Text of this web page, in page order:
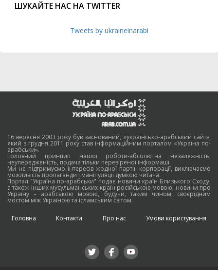
ШУКАЙТЕ НАС НА TWITTER
Tweets by ukraineinarabi
16 вересня 2003 року був заснований, «українсько-арабський сайт»,
який з грудня 2011 року став інформаційним порталом «Україна по-
арабськи».
Головний принцип нашої роботи-абсолютна незалежність,
неупередженість, подача тільки перевіреної інформації.
Ми не підтримуємо інтересів жодної партії, корпорації, виключаємо
можливість пропаганди і маніпуляції думкою читача.
Портал "Україна по-арабськи" подає новини країн Близького Сходу,
а також інших мусульманських країн російською мовою, новини про
Україну – арабською мовою, будучи, таким чином, своєрідним
мостом між Україною та ісламським світом.
Головна Контакти Про нас Умови користування